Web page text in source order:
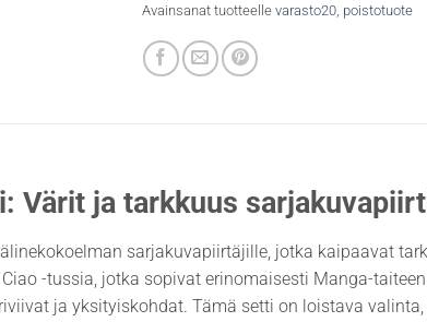
Avainsanat tuotteelle varasto20, poistotuote
Värit ja tarkkuus
sarjakuvapiirtäjille, jotka kaipaavat
-tussia, jotka sopivat erinomaisesti Manga-
ja yksityiskohdat. Tämä setti on loistava